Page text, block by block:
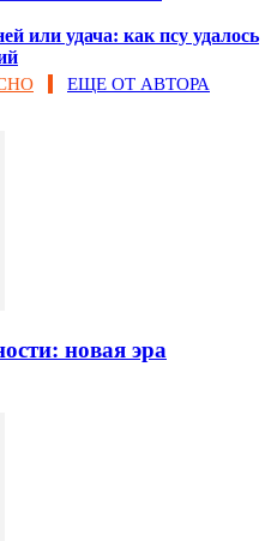
или удача: как псу удалось
ЕЩЕ ОТ АВТОРА
новая эра